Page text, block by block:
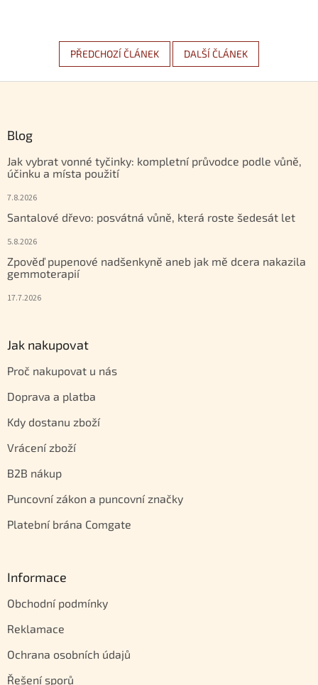
PŘEDCHOZÍ ČLÁNEK DALŠÍ ČLÁNEK
Blog
Jak vybrat vonné tyčinky: kompletní průvodce podle vůně,
účinku a místa použití
7.8.2026
Santalové dřevo: posvátná vůně, která roste šedesát let
5.8.2026
Zpověď pupenové nadšenkyně aneb jak mě dcera nakazila
gemmoterapií
17.7.2026
Jak nakupovat
Proč nakupovat u nás
Doprava a platba
Kdy dostanu zboží
Vrácení zboží
B2B nákup
Puncovní zákon a puncovní značky
Platební brána Comgate
Informace
Obchodní podmínky
Reklamace
Ochrana osobních údajů
Řešení sporů